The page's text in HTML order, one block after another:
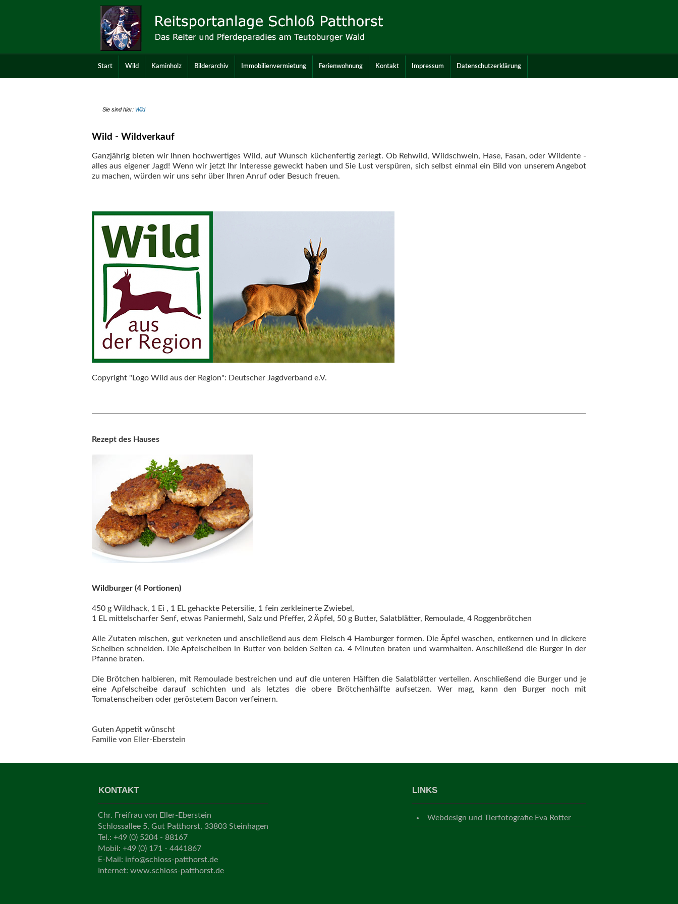
Start Wild Kaminholz Bilderarchiv Immobilienvermietung Ferienwohnung Kontakt Impressum Datenschutzerklärung
Sie sind hier: Wild
Wild - Wildverkauf
Ganzjährig bieten wir Ihnen hochwertiges Wild, auf Wunsch küchenfertig zerlegt. Ob Rehwild, Wildschwein, Hase, Fasan, oder Wildente -
alles aus eigener Jagd! Wenn wir jetzt Ihr Interesse geweckt haben und Sie Lust verspüren, sich selbst einmal ein Bild von unserem Angebot
zu machen, würden wir uns sehr über Ihren Anruf oder Besuch freuen.
Copyright "Logo Wild aus der Region": Deutscher Jagdverband e.V.
Rezept des Hauses
Wildburger (4 Portionen)
450 g Wildhack, 1 Ei , 1 EL gehackte Petersilie, 1 fein zerkleinerte Zwiebel,
1 EL mittelscharfer Senf, etwas Paniermehl, Salz und Pfeffer, 2 Äpfel, 50 g Butter, Salatblätter, Remoulade, 4 Roggenbrötchen
Alle Zutaten mischen, gut verkneten und anschließend aus dem Fleisch 4 Hamburger formen. Die Äpfel waschen, entkernen und in dickere
Scheiben schneiden. Die Apfelscheiben in Butter von beiden Seiten ca. 4 Minuten braten und warmhalten. Anschließend die Burger in der
Pfanne braten.
Die Brötchen halbieren, mit Remoulade bestreichen und auf die unteren Hälften die Salatblätter verteilen. Anschließend die Burger und je
eine Apfelscheibe darauf schichten und als letztes die obere Brötchenhälfte aufsetzen. Wer mag, kann den Burger noch mit
Tomatenscheiben oder geröstetem Bacon verfeinern.
Guten Appetit wünscht
Familie von Eller-Eberstein
KONTAKT
Chr. Freifrau von Eller-Eberstein
Schlossallee 5, Gut Patthorst, 33803 Steinhagen
Tel.: +49 (0) 5204 - 88167
Mobil: +49 (0) 171 - 4441867
E-Mail: info@schloss-patthorst.de
Internet: www.schloss-patthorst.de
LINKS
Webdesign und Tierfotografie Eva Rotter